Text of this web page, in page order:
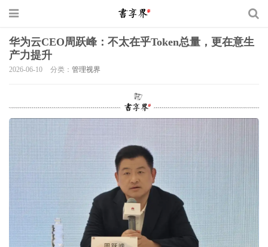
华为云CEO周跃峰：不太在乎Token总量，更在意生
产力提升
2026-06-10 分类： 管理视界